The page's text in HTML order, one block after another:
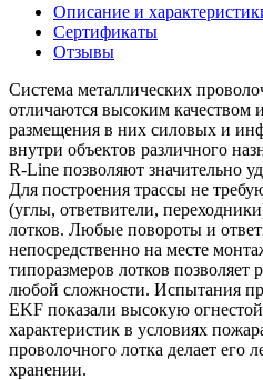
Описание и
Сертификаты
Отзывы
Система металлических
отличаются высоким качеством
размещения в них силовых и
внутри объектов различного
R-Line позволяют значительно
Для построения трассы не
(углы, ответвители,
лотков. Любые повороты и
непосредственно на месте
типоразмеров лотков позволяет
любой сложности. Испытания
EKF показали высокую
характеристик в условиях
проволочного лотка делает его
хранении.